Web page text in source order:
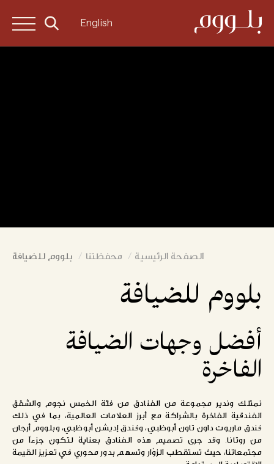
English
الصفحة الرئيسية محفظتنا بلووم للضيافة
بلووم للضيافة
أفضل وجهات الضيافة
الفاخرة
نمتلك وندير مجموعة من الفنادق من فئة الخمس نجوم والشقق
الفندقية الفاخرة بالشراكة مع أبرز العلامات العالمية، بما في ذلك
فندق ماريوت داون تاون أبوظبي، وفندق إديشن أبوظبي، وبلووم أرجان
من روتانا. وقد جرى تصميم هذه الفنادق بعناية لتكون جزءاً من
مجتمعاتنا، حيث تستقطب الزوّار وتسهم بدور محوري في تعزيز القيمة